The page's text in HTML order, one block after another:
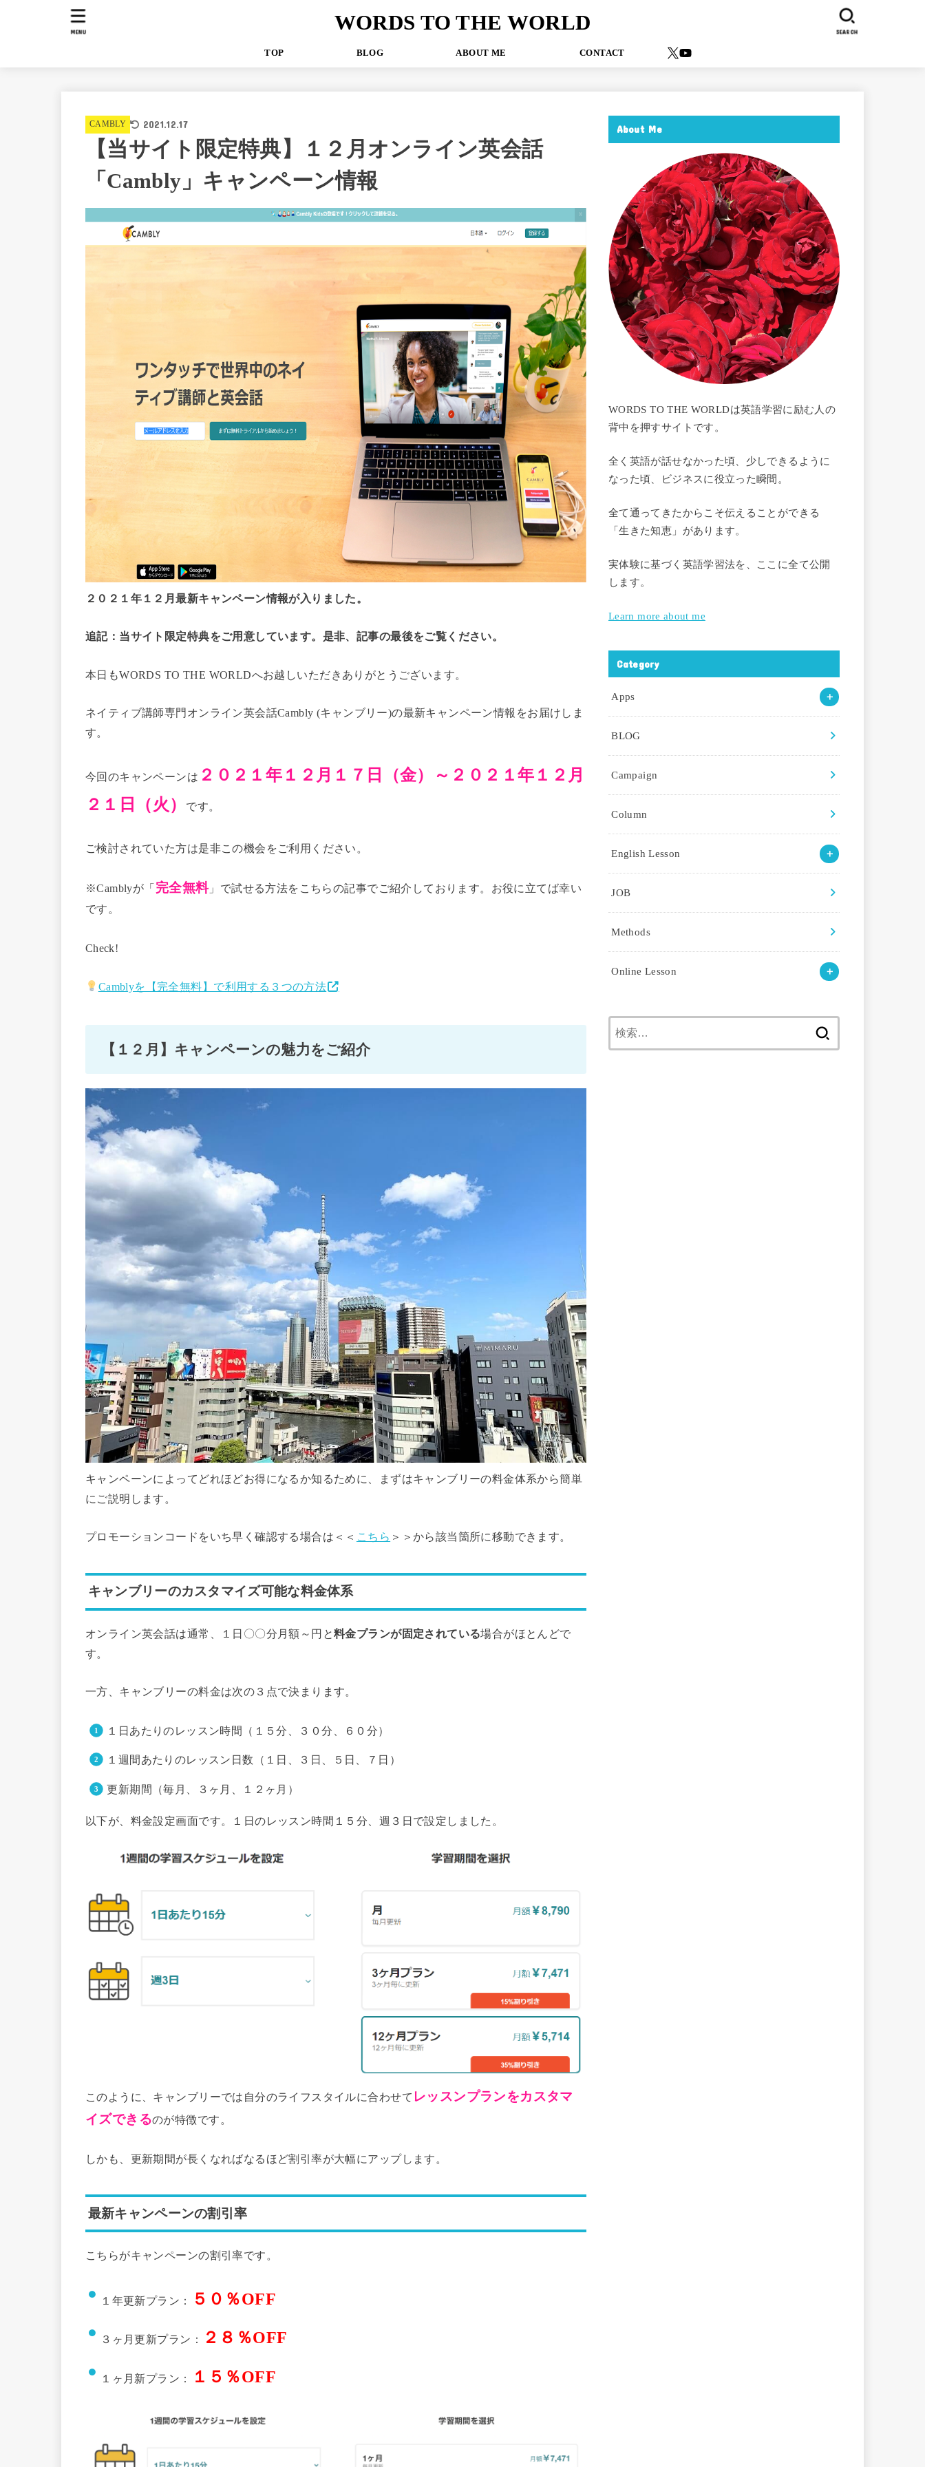
WORDS TO THE WORLD
TOP BLOG ABOUT ME CONTACT
SEARCH
MENU
CAMBLY 2021.12.17
【当サイト限定特典】１２月オンライン英会話
「Cambly」キャンペーン情報
２０２１年１２月最新キャンペーン情報が入りました。
追記：当サイト限定特典をご用意しています。是非、記事の最後をご覧ください。
本日もWORDS TO THE WORLDへお越しいただきありがとうございます。
ネイティブ講師専門オンライン英会話Cambly (キャンブリー)の最新キャンペーン情報をお届けしま
す。
今回のキャンペーンは ２０２１年１２月１７日（金）～２０２１年１２月
２１日（火）
です。
ご検討されていた方は是非この機会をご利用ください。
※Camblyが「 完全無料」で試せる方法をこちらの記事でご紹介しております。お役に立てば幸い
です。
Check!
Camblyを【完全無料】で利用する３つの方法
【１２月】キャンペーンの魅力をご紹介
キャンペーンによってどれほどお得になるか知るために、まずはキャンブリーの料金体系から簡単
にご説明します。
プロモーションコードをいち早く確認する場合は＜＜ こちら ＞＞から該当箇所に移動できます。
キャンブリーのカスタマイズ可能な料金体系
オンライン英会話は通常、１日〇〇分月額～円と料金プランが固定されている場合がほとんどで
す。
一方、キャンブリーの料金は次の３点で決まります。
１日あたりのレッスン時間（１５分、３０分、６０分）
１週間あたりのレッスン日数（１日、３日、５日、７日）
更新期間（毎月、３ヶ月、１２ヶ月）
以下が、料金設定画面です。１日のレッスン時間１５分、週３日で設定しました。
このように、キャンブリーでは自分のライフスタイルに合わせて レッスンプランをカスタマ
イズできるのが特徴です。
しかも、更新期間が長くなればなるほど割引率が大幅にアップします。
最新キャンペーンの割引率
こちらがキャンペーンの割引率です。
１年更新プラン： ５０％OFF
３ヶ月更新プラン： ２８％OFF
１ヶ月新プラン： １５％OFF
About Me
WORDS TO THE WORLDは英語学習に励む人の
背中を押すサイトです。
全く英語が話せなかった頃、少しできるように
なった頃、ビジネスに役立った瞬間。
全て通ってきたからこそ伝えることができる
「生きた知恵」があります。
実体験に基づく英語学習法を、ここに全て公開
します。
Learn more about me
Category
Apps
BLOG
Campaign
Column
English Lesson
JOB
Methods
Online Lesson